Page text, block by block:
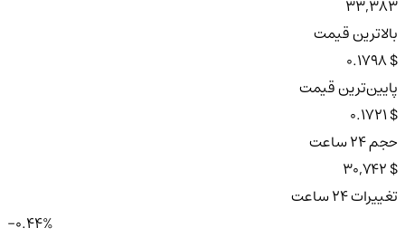
33,383
بالاترین قیمت
$ 0.1798
پایین‌ترین قیمت
$ 0.1721
حجم ۲۴ ساعت
$ 30,742
تغییرات ۲۴ ساعت
-0.44%